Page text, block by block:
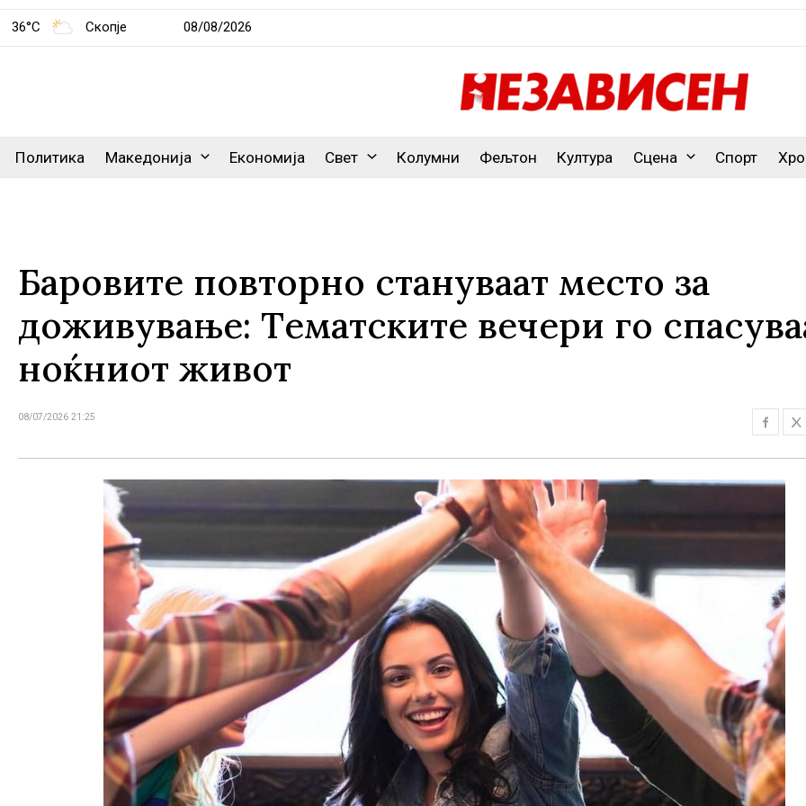
36°C Скопје 08/08/2026
Политика Македонија Економија Свет Колумни Фељтон Култура Сцена Спорт
Баровите повторно стануваат место за
доживување: Tематските вечери го
ноќниот живот
08/07/2026 21:25